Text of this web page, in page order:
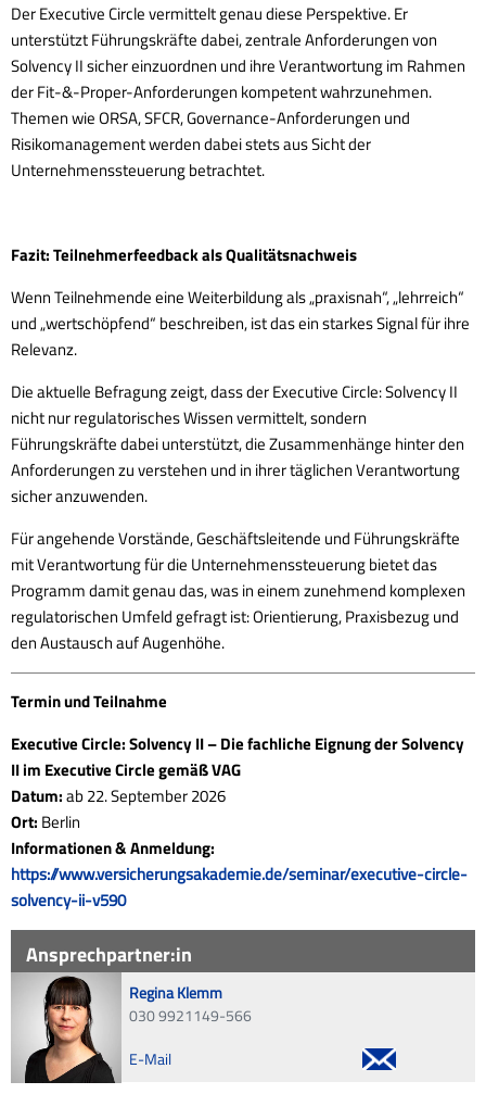
Der Executive Circle vermittelt genau diese Perspektive. Er
unterstützt Führungskräfte dabei, zentrale Anforderungen von
Solvency II sicher einzuordnen und ihre Verantwortung im Rahmen
der Fit-&-Proper-Anforderungen kompetent wahrzunehmen.
Themen wie ORSA, SFCR, Governance-Anforderungen und
Risikomanagement werden dabei stets aus Sicht der
Unternehmenssteuerung betrachtet.
Fazit: Teilnehmerfeedback als Qualitätsnachweis
Wenn Teilnehmende eine Weiterbildung als „praxisnah“, „lehrreich“
und „wertschöpfend“ beschreiben, ist das ein starkes Signal für ihre
Relevanz.
Die aktuelle Befragung zeigt, dass der Executive Circle: Solvency II
nicht nur regulatorisches Wissen vermittelt, sondern
Führungskräfte dabei unterstützt, die Zusammenhänge hinter den
Anforderungen zu verstehen und in ihrer täglichen Verantwortung
sicher anzuwenden.
Für angehende Vorstände, Geschäftsleitende und Führungskräfte
mit Verantwortung für die Unternehmenssteuerung bietet das
Programm damit genau das, was in einem zunehmend komplexen
regulatorischen Umfeld gefragt ist: Orientierung, Praxisbezug und
den Austausch auf Augenhöhe.
Termin und Teilnahme
Executive Circle: Solvency II – Die fachliche Eignung der Solvency
II im Executive Circle gemäß VAG
Datum:ab 22. September 2026
Ort: Berlin
Informationen & Anmeldung:
https://www.versicherungsakademie.de/seminar/executive-circle-
solvency-ii-v590
Ansprechpartner:in
Regina Klemm
030 9921149-566
E-Mail